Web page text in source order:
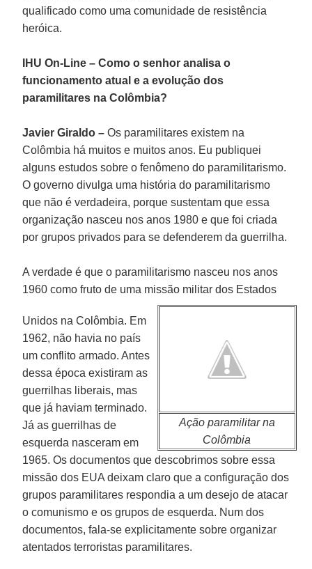
qualificado como uma comunidade de resistência
heróica.
IHU On-Line – Como o senhor analisa o
funcionamento atual e a evolução dos
paramilitares na Colômbia?
Javier Giraldo – Os paramilitares existem na
Colômbia há muitos e muitos anos. Eu publiquei
alguns estudos sobre o fenômeno do paramilitarismo.
O governo divulga uma história do paramilitarismo
que não é verdadeira, porque sustentam que essa
organização nasceu nos anos 1980 e que foi criada
por grupos privados para se defenderem da guerrilha.
A verdade é que o paramilitarismo nasceu nos anos
1960 como fruto de uma missão militar dos Estados
Ação paramilitar na
Colômbia
Unidos na Colômbia. Em
1962, não havia no país
um conflito armado. Antes
dessa época existiram as
guerrilhas liberais, mas
que já haviam terminado.
Já as guerrilhas de
esquerda nasceram em
1965. Os documentos que descobrimos sobre essa
missão dos EUA deixam claro que a configuração dos
grupos paramilitares respondia a um desejo de atacar
o comunismo e os grupos de esquerda. Num dos
documentos, fala-se explicitamente sobre organizar
atentados terroristas paramilitares.